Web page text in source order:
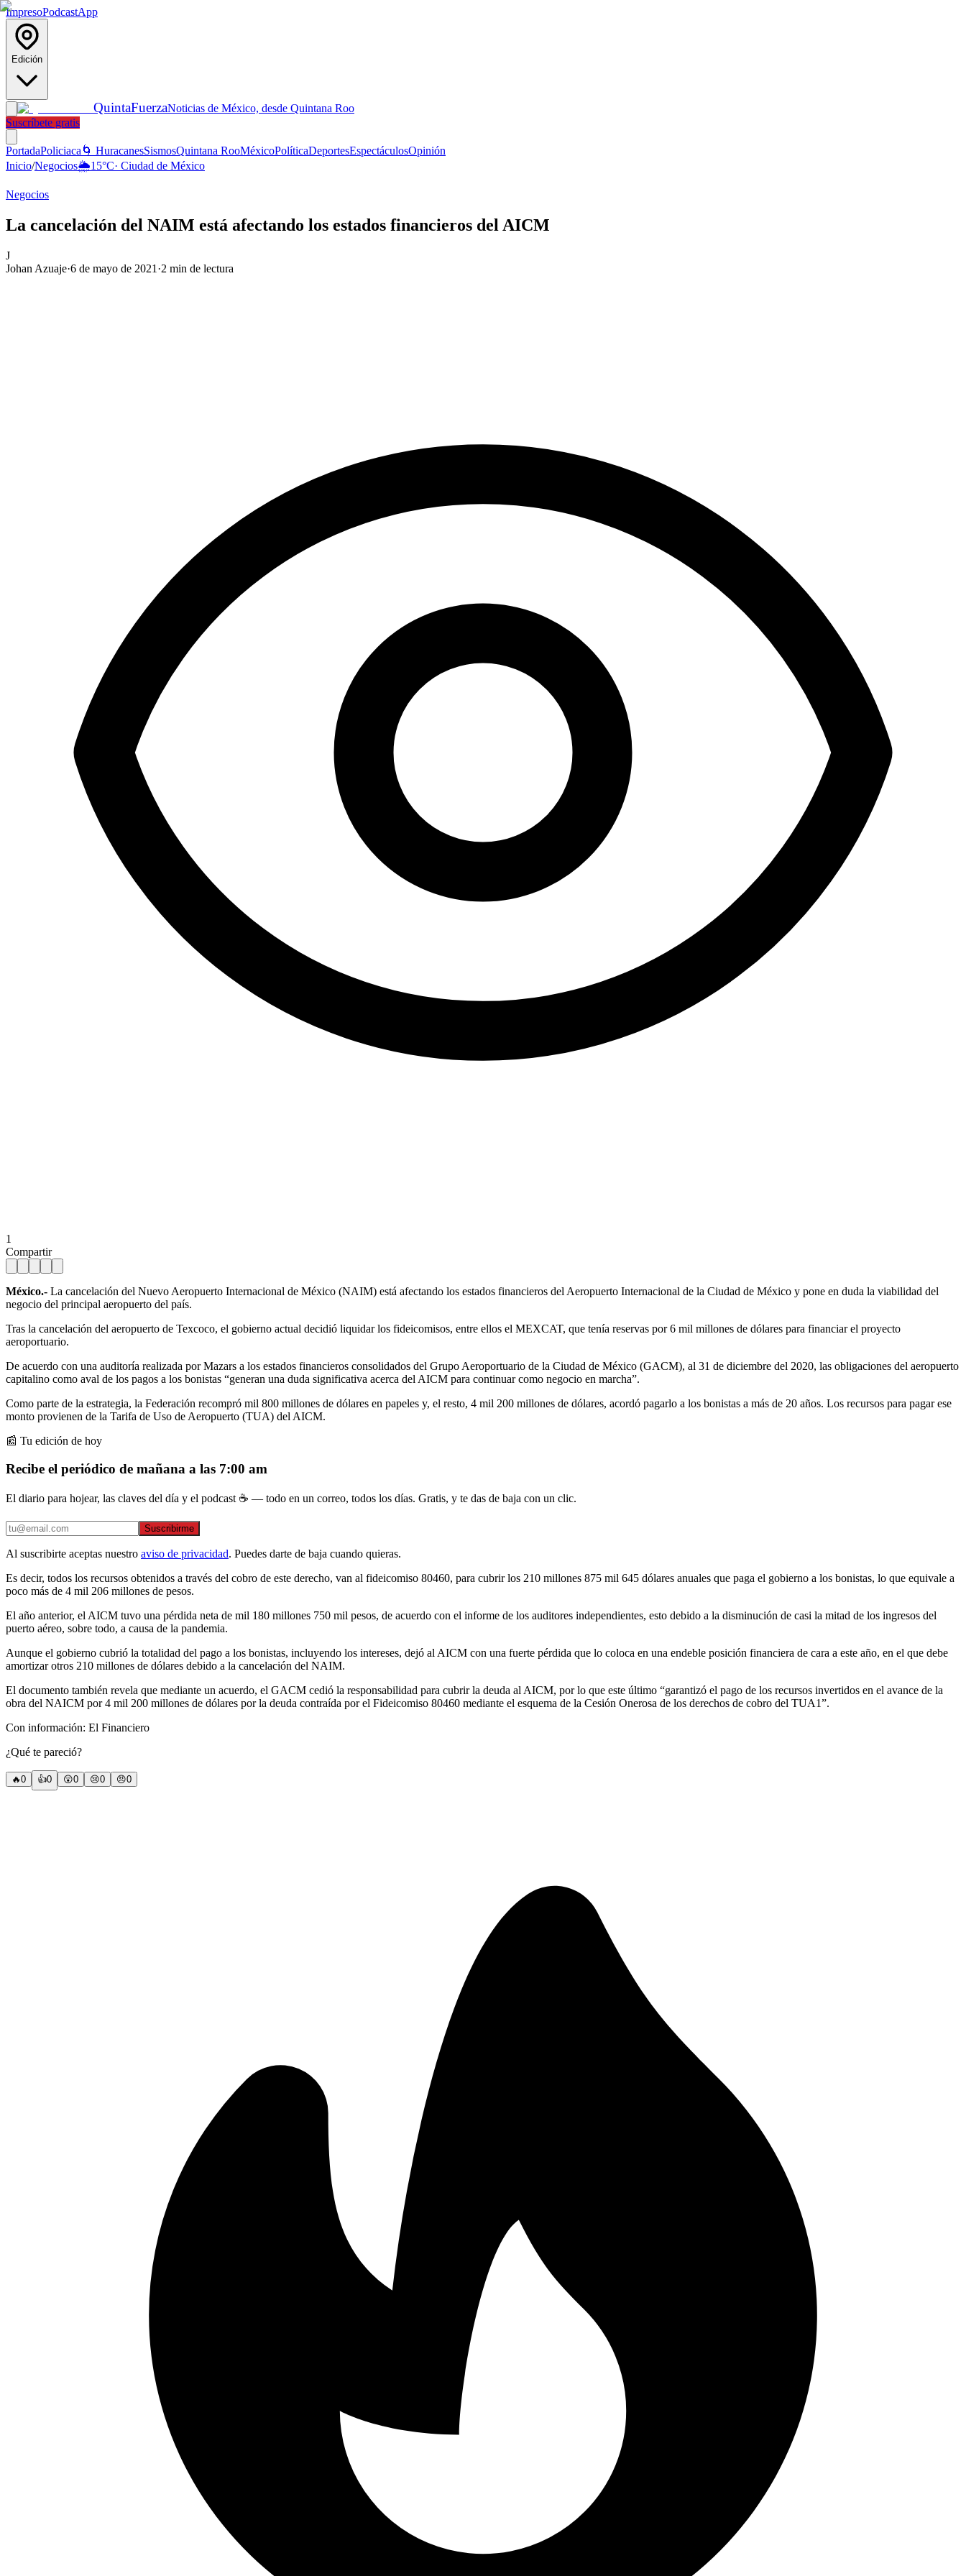
ImpresoPodcastApp
Edición
QuintaFuerzaNoticias de México, desde Quintana Roo
Suscríbete gratis
PortadaPoliciaca 🌀 HuracanesSismosQuintana RooMéxicoPolíticaDeportesEspectáculosOpinión
Inicio/Negocios🌦️15°C· Ciudad de México
Negocios
La cancelación del NAIM está afectando los estados financieros del AICM
J
Johan Azuaje·6 de mayo de 2021 ·2 min de lectura
1
Compartir
México.- La cancelación del Nuevo Aeropuerto Internacional de México (NAIM) está afectando los estados financieros del Aeropuerto Internacional de la Ciudad de México y pone en duda la viabilidad del
negocio del principal aeropuerto del país.
Tras la cancelación del aeropuerto de Texcoco, el gobierno actual decidió liquidar los fideicomisos, entre ellos el MEXCAT, que tenía reservas por 6 mil millones de dólares para financiar el proyecto
aeroportuario.
De acuerdo con una auditoría realizada por Mazars a los estados financieros consolidados del Grupo Aeroportuario de la Ciudad de México (GACM), al 31 de diciembre del 2020, las obligaciones del aeropuerto
capitalino como aval de los pagos a los bonistas “generan una duda significativa acerca del AICM para continuar como negocio en marcha”.
Como parte de la estrategia, la Federación recompró mil 800 millones de dólares en papeles y, el resto, 4 mil 200 millones de dólares, acordó pagarlo a los bonistas a más de 20 años. Los recursos para pagar ese
monto provienen de la Tarifa de Uso de Aeropuerto (TUA) del AICM.
📰 Tu edición de hoy
Recibe el periódico de mañana a las 7:00 am
El diario para hojear, las claves del día y el podcast ☕ — todo en un correo, todos los días. Gratis, y te das de baja con un clic.
Suscribirme
Al suscribirte aceptas nuestro aviso de privacidad. Puedes darte de baja cuando quieras.
Es decir, todos los recursos obtenidos a través del cobro de este derecho, van al fideicomiso 80460, para cubrir los 210 millones 875 mil 645 dólares anuales que paga el gobierno a los bonistas, lo que equivale a
poco más de 4 mil 206 millones de pesos.
El año anterior, el AICM tuvo una pérdida neta de mil 180 millones 750 mil pesos, de acuerdo con el informe de los auditores independientes, esto debido a la disminución de casi la mitad de los ingresos del
puerto aéreo, sobre todo, a causa de la pandemia.
Aunque el gobierno cubrió la totalidad del pago a los bonistas, incluyendo los intereses, dejó al AICM con una fuerte pérdida que lo coloca en una endeble posición financiera de cara a este año, en el que debe
amortizar otros 210 millones de dólares debido a la cancelación del NAIM.
El documento también revela que mediante un acuerdo, el GACM cedió la responsabilidad para cubrir la deuda al AICM, por lo que este último “garantizó el pago de los recursos invertidos en el avance de la
obra del NAICM por 4 mil 200 millones de dólares por la deuda contraída por el Fideicomiso 80460 mediante el esquema de la Cesión Onerosa de los derechos de cobro del TUA1”.
Con información: El Financiero
¿Qué te pareció?
🔥0 👍0 😲0 😢0 😠0